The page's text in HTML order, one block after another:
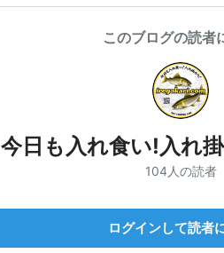
このブログの読者
今日も入れ食い!
104人の読者
ログインして読者